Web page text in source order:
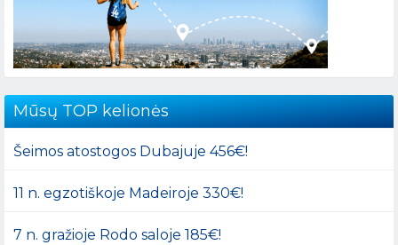
Mūsų TOP kelionės
Šeimos atostogos Dubajuje 456€!
11 n. egzotiškoje Madeiroje 330€!
7 n. gražioje Rodo saloje 185€!